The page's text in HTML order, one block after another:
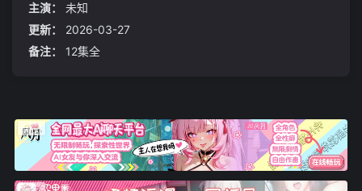
主演：
未知
更新：
2026-03-27
备注：
12集全